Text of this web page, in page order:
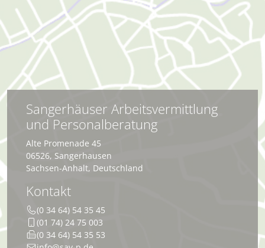
Sangerhäuser Arbeitsvermittlung
und Personalberatung
Alte Promenade 45
06526, Sangerhausen
Sachsen-Anhalt, Deutschland
Kontakt
(0 34 64) 54 35 45
(01 74) 24 75 003
(0 34 64) 54 35 53